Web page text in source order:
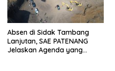
Absen di Sidak Tambang
Lanjutan, SAE PATENANG
Jelaskan Agenda yang